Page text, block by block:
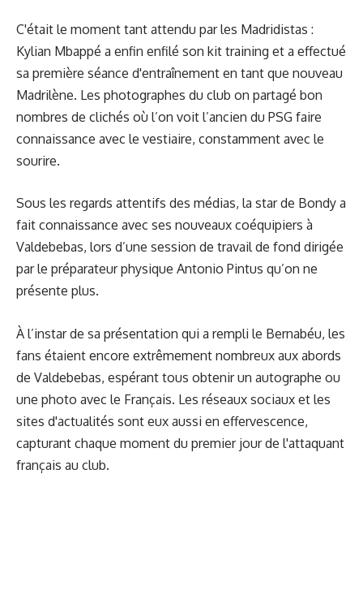
C'était le moment tant attendu par les Madridistas :
Kylian Mbappé a enfin enfilé son kit training et a effectué
sa première séance d'entraînement en tant que nouveau
Madrilène. Les photographes du club on partagé bon
nombres de clichés où l’on voit l’ancien du PSG faire
connaissance avec le vestiaire, constamment avec le
sourire.
Sous les regards attentifs des médias, la star de Bondy a
fait connaissance avec ses nouveaux coéquipiers à
Valdebebas, lors d’une session de travail de fond dirigée
par le préparateur physique Antonio Pintus qu’on ne
présente plus.
À l’instar de sa présentation qui a rempli le Bernabéu, les
fans étaient encore extrêmement nombreux aux abords
de Valdebebas, espérant tous obtenir un autographe ou
une photo avec le Français. Les réseaux sociaux et les
sites d'actualités sont eux aussi en effervescence,
capturant chaque moment du premier jour de l'attaquant
français au club.